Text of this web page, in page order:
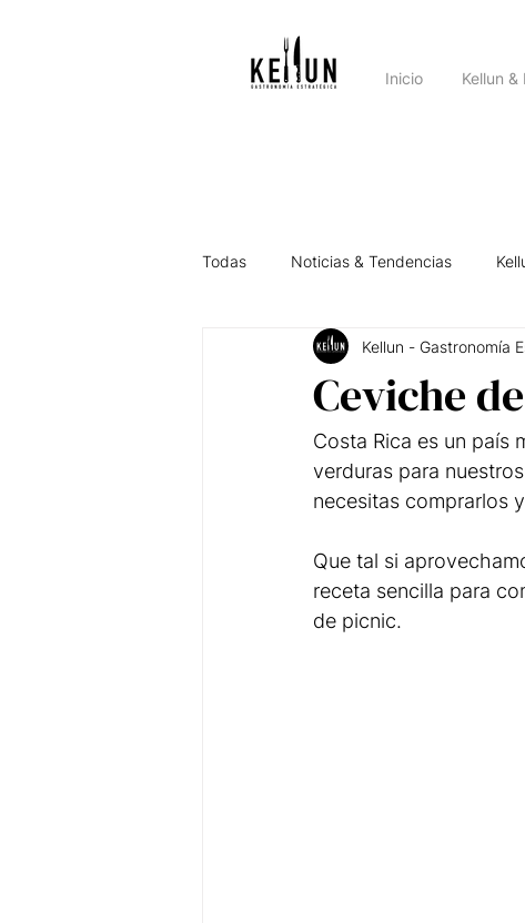
Inicio Kellun &
Todas Noticias & Tendencias
Asesorando por el País
Ceviche
Kellun - Gastronomía
Costa Rica es un país
verduras para
necesitas comprarlos
Que tal si
receta sencilla para
de picnic.